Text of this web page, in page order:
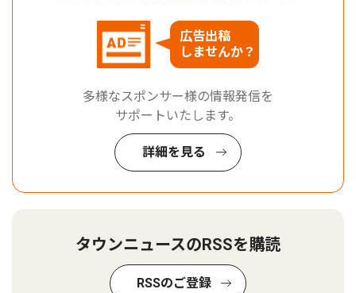
広告出稿
しませんか？
多様なスポンサー様の情報発信を
サポートいたします。
詳細を見る
タウンニュースのRSSを購読
RSSのご登録